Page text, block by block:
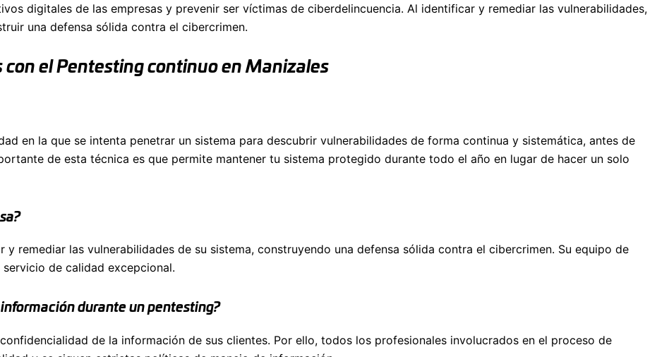
digitales de las empresas y prevenir ser víctimas de ciberdelincuencia. Al identificar y remediar las vulnerabilidades,
una defensa sólida contra el cibercrimen.
el Pentesting continuo en Manizales
en la que se intenta penetrar un sistema para descubrir vulnerabilidades de forma continua y sistemática, antes de
de esta técnica es que permite mantener tu sistema protegido durante todo el año en lugar de hacer un solo
y remediar las vulnerabilidades de su sistema, construyendo una defensa sólida contra el cibercrimen. Su equipo de
de calidad excepcional.
durante un pentesting?
de la información de sus clientes. Por ello, todos los profesionales involucrados en el proceso de